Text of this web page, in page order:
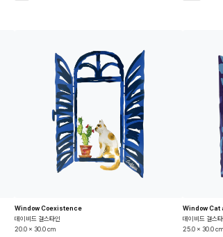
Window Coexistence
데이비드 걸스타인
20.0 x 30.0 cm
Window Cat
데이비드 걸스
25.0 x 30.0 cm